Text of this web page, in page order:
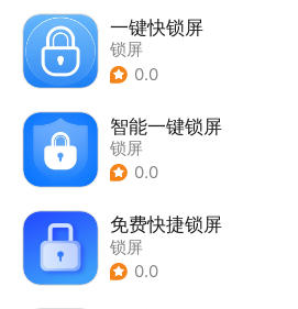
一键快锁屏
锁屏
0.0
智能一键锁屏
锁屏
0.0
免费快捷锁屏
锁屏
0.0